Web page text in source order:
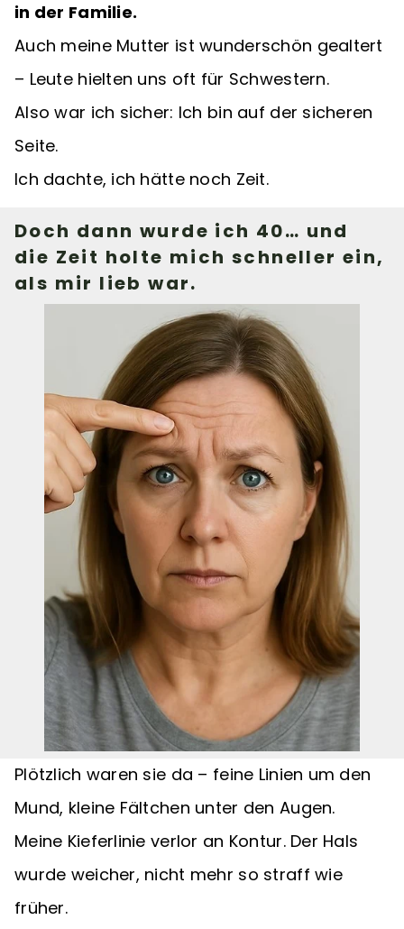
in der Familie.
Auch meine Mutter ist wunderschön gealtert
– Leute hielten uns oft für Schwestern.
Also war ich sicher: Ich bin auf der sicheren
Seite.
Ich dachte, ich hätte noch Zeit.
Doch dann wurde ich 40… und
die Zeit holte mich schneller ein,
als mir lieb war.
Plötzlich waren sie da – feine Linien um den
Mund, kleine Fältchen unter den Augen.
Meine Kieferlinie verlor an Kontur. Der Hals
wurde weicher, nicht mehr so straff wie
früher.